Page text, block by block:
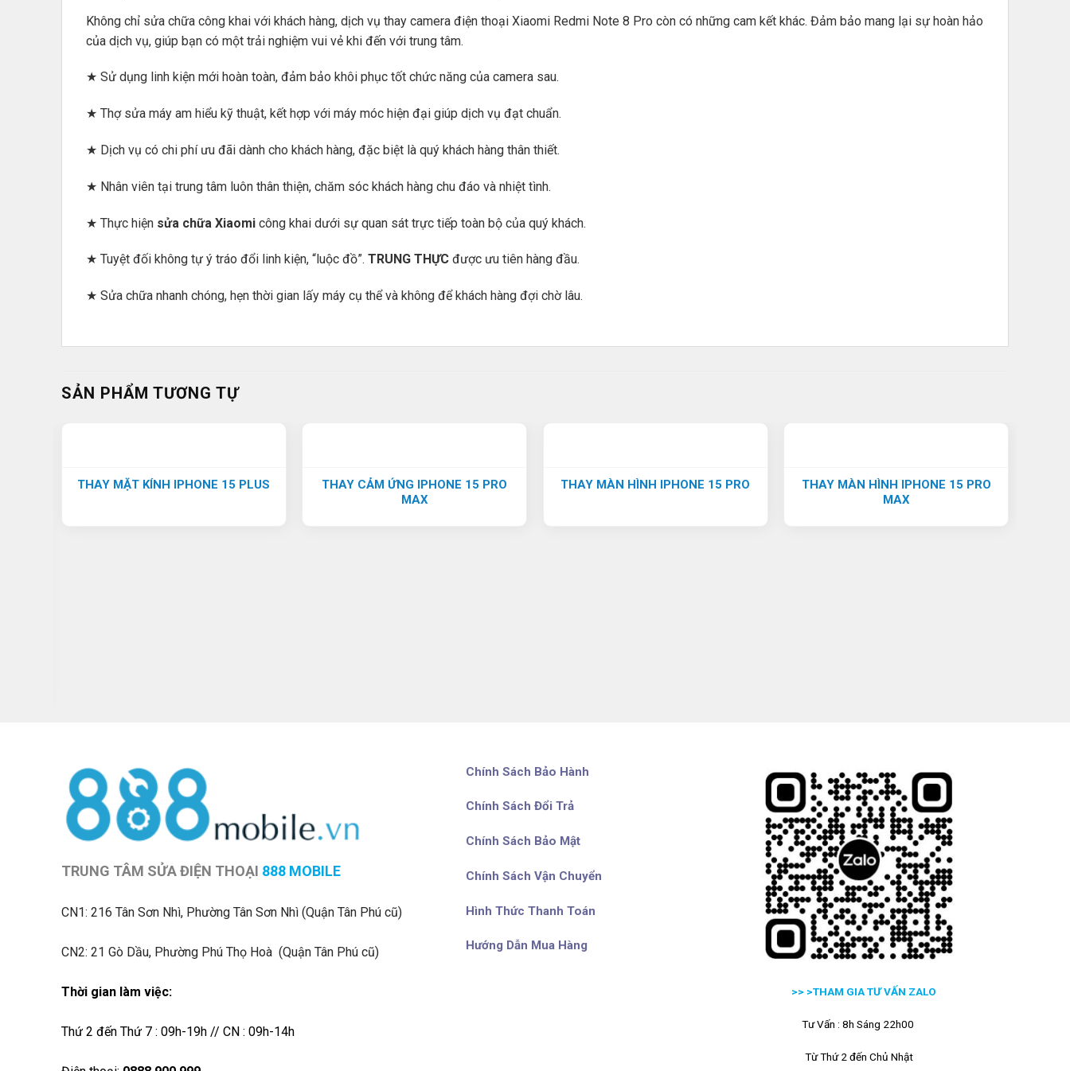
Không chỉ sửa chữa công khai với khách hàng, dịch vụ thay camera điện thoại Xiaomi Redmi Note 8 Pro còn có những cam kết khác. Đảm bảo mang lại sự hoàn hảo
của dịch vụ, giúp bạn có một trải nghiệm vui vẻ khi đến với trung tâm.
★ Sử dụng linh kiện mới hoàn toàn, đảm bảo khôi phục tốt chức năng của camera sau.
★ Thợ sửa máy am hiểu kỹ thuật, kết hợp với máy móc hiện đại giúp dịch vụ đạt chuẩn.
★ Dịch vụ có chi phí ưu đãi dành cho khách hàng, đặc biệt là quý khách hàng thân thiết.
★ Nhân viên tại trung tâm luôn thân thiện, chăm sóc khách hàng chu đáo và nhiệt tình.
★ Thực hiện sửa chữa Xiaomi công khai dưới sự quan sát trực tiếp toàn bộ của quý khách.
★ Tuyệt đối không tự ý tráo đổi linh kiện, “luộc đồ”. TRUNG THỰC được ưu tiên hàng đầu.
★ Sửa chữa nhanh chóng, hẹn thời gian lấy máy cụ thể và không để khách hàng đợi chờ lâu.
SẢN PHẨM TƯƠNG TỰ
THAY MẶT KÍNH IPHONE 15 PLUS
THAY CẢM ỨNG IPHONE 15 PRO
MAX
THAY MÀN HÌNH IPHONE 15 PRO
THAY MÀN HÌNH IPHONE 15 PRO
MAX
TRUNG TÂM SỬA ĐIỆN THOẠI 888 MOBILE
CN1: 216 Tân Sơn Nhì, Phường Tân Sơn Nhì (Quận Tân Phú cũ)
CN2: 21 Gò Dầu, Phường Phú Thọ Hoà (Quận Tân Phú cũ)
Thời gian làm việc:
Thứ 2 đến Thứ 7 : 09h-19h // CN : 09h-14h
Chính Sách Bảo Hành
Chính Sách Đổi Trả
Chính Sách Bảo Mật
Chính Sách Vận Chuyển
Hình Thức Thanh Toán
Hướng Dẫn Mua Hàng
>> >THAM GIA TƯ VẤN ZALO
Tư Vấn : 8h Sáng 22h00
Từ Thứ 2 đến Chủ Nhật